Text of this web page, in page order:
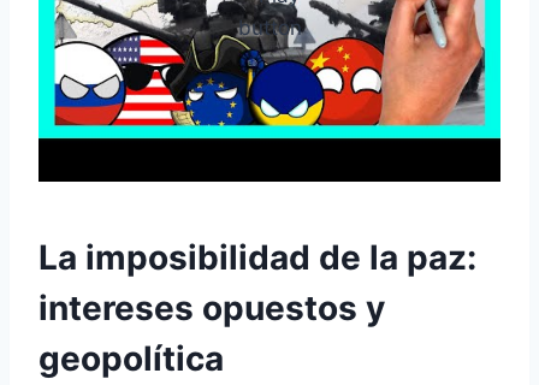
La imposibilidad de la paz:
intereses opuestos y
geopolítica